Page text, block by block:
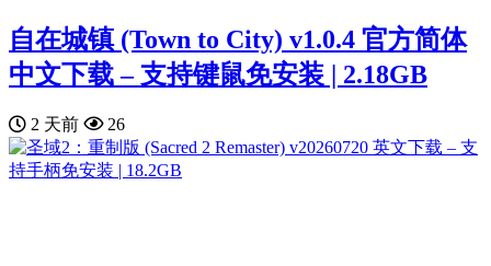
自在城镇 (Town to City) v1.0.4 官方简体
中文下载 – 支持键鼠免安装 | 2.18GB
2 天前 26